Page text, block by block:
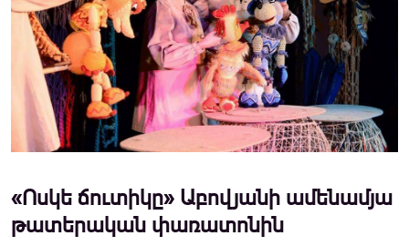
«Ոսկե ճուտիկը» Աբովյանի ամենամյա
թատերական փառատոնին